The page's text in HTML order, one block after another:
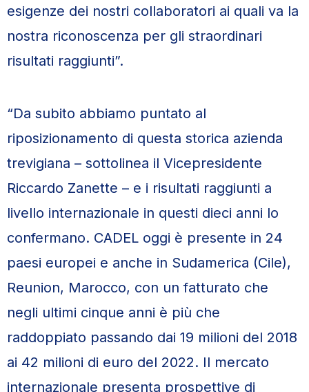
esigenze dei nostri collaboratori ai quali va la
nostra riconoscenza per gli straordinari
risultati raggiunti”.
“Da subito abbiamo puntato al
riposizionamento di questa storica azienda
trevigiana – sottolinea il Vicepresidente
Riccardo Zanette – e i risultati raggiunti a
livello internazionale in questi dieci anni lo
confermano. CADEL oggi è presente in 24
paesi europei e anche in Sudamerica (Cile),
Reunion, Marocco, con un fatturato che
negli ultimi cinque anni è più che
raddoppiato passando dai 19 milioni del 2018
ai 42 milioni di euro del 2022. Il mercato
internazionale presenta prospettive di